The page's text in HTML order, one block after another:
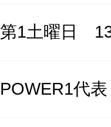
第1土曜日
POWER1